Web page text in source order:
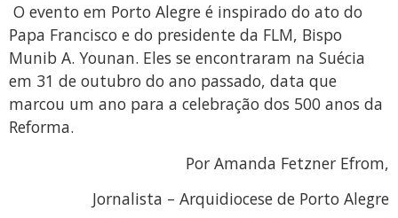
O evento em Porto Alegre é inspirado do ato do
Papa Francisco e do presidente da FLM, Bispo
Munib A. Younan. Eles se encontraram na Suécia
em 31 de outubro do ano passado, data que
marcou um ano para a celebração dos 500 anos da
Reforma.
Por Amanda Fetzner Efrom,
Jornalista – Arquidiocese de Porto Alegre